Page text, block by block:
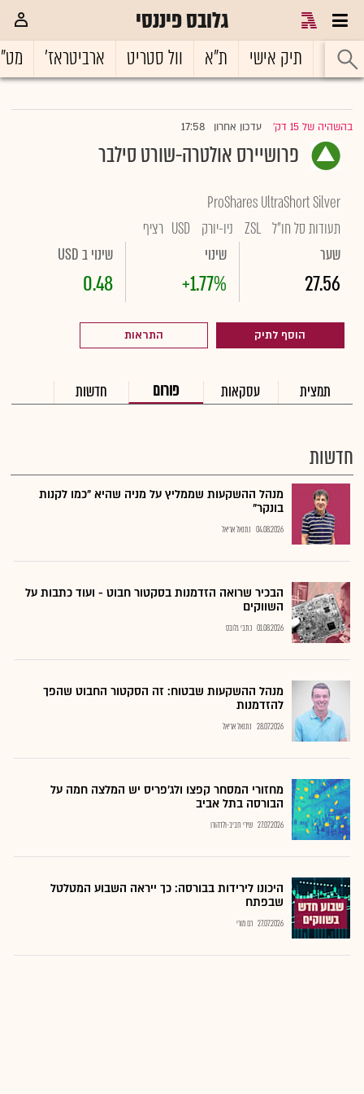
גלובס פיננסי
ראשי תיק אישי ת"א וול סטריט ארביטראז'
בהשהיה של 15 דק' |עדכון אחרון 17:58
פרושיירס אולטרה-שורט סילבר
ProShares UltraShort Silver
תעודות סל חו"ל ZSL ניו-יורק USD רציף
שער
27.56
שינוי
+1.77%
שינוי ב USD
0.48
הוסף לתיק התראות
תמצית עסקאות פורום חדשות
חדשות
מנהל ההשקעות שממליץ על מניה שהיא "כמו לקנות
בונקר"
04.08.2026 נתנאל אריאל
הבכיר שרואה הזדמנות בסקטור חבוט - ועוד כתבות על
השווקים
01.08.2026 כתבי גלובס
מנהל ההשקעות שבטוח: זה הסקטור החבוט שהפך
להזדמנות
28.07.2026 נתנאל אריאל
מחזורי המסחר קפצו ולג'פריס יש המלצה חמה על
הבורסה בתל אביב
27.07.2026 שירי חביב-ולדהורן
היכונו לירידות בבורסה: כך ייראה השבוע המטלטל
שבפתח
27.07.2026 רם מורי